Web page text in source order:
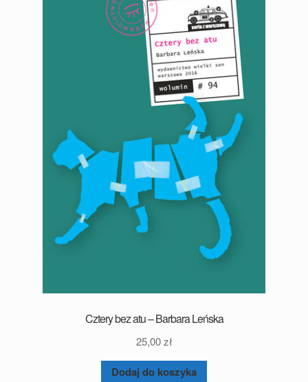
Cztery bez atu – Barbara Leńska
25,00zł
Dodaj do koszyka